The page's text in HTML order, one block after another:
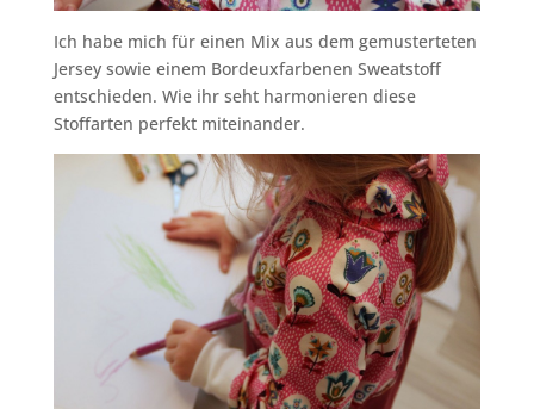
Ich habe mich für einen Mix aus dem gemusterteten
Jersey sowie einem Bordeuxfarbenen Sweatstoff
entschieden. Wie ihr seht harmonieren diese
Stoffarten perfekt miteinander.